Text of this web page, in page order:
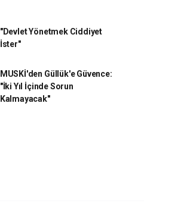
"Devlet Yönetmek Ciddiyet
İster"
MUSKİ'den Güllük'e Güvence:
"İki Yıl İçinde Sorun
Kalmayacak"